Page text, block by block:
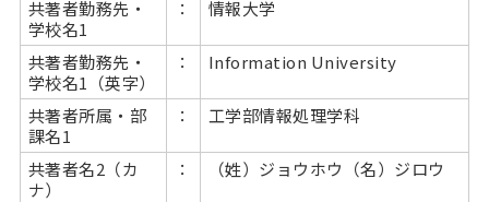
共著者勤務先・
学校名1
： 情報大学
共著者勤務先・
学校名1（英字）
： Information University
共著者所属・部
課名1
： 工学部情報処理学科
共著者名2（カ
ナ）
： （姓）ジョウホウ（名）ジロウ